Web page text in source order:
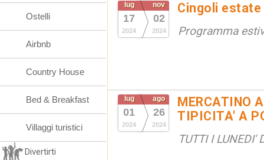
lug
17
2024
nov
02
2024
Cingoli estate
Programma
lug
01
2024
ago
26
2024
MERCATINO
TIPICITA' A
TUTTI I LUNEDI'
Ostelli
Airbnb
Country House
Bed & Breakfast
Villaggi turistici
Divertirti